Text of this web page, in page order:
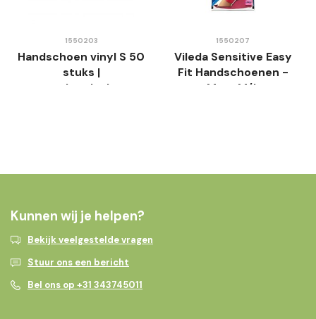
1550203
Handschoen vinyl S 50
stuks |
wegwerphandschoenen
1550207
Vileda Sensitive Easy
Fit Handschoenen -
Maat M/L
Kunnen wij je helpen?
Bekijk veelgestelde vragen
Stuur ons een bericht
Bel ons op +31 343745011